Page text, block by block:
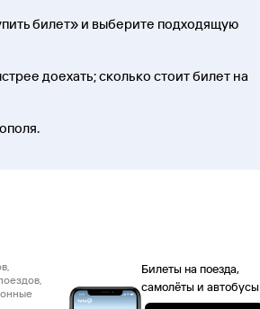
билет» и выберите подходящую
доехать; сколько стоит билет на
Билеты на поезда,
самолёты и автобусы